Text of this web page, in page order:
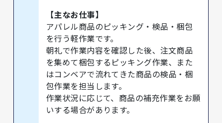
【主なお仕事】
アパレル商品のピッキング・検品・梱包
を行う軽作業です。
朝礼で作業内容を確認した後、注文商品
を集めて梱包するピッキング作業、また
はコンベアで流れてきた商品の検品・梱
包作業を担当します。
作業状況に応じて、商品の補充作業をお願
いする場合があります。